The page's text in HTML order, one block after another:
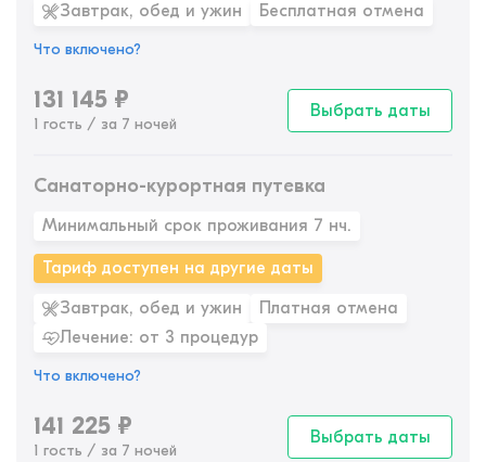
Завтрак, обед и ужин Бесплатная отмена
Что включено?
131 145 ₽
1 гость / за 7 ночей
Выбрать даты
Санаторно-курортная путевка
Минимальный срок проживания 7 нч.
Тариф доступен на другие даты
Завтрак, обед и ужин
Платная отмена
Лечение: от 3 процедур
Что включено?
141 225 ₽
1 гость / за 7 ночей
Выбрать даты